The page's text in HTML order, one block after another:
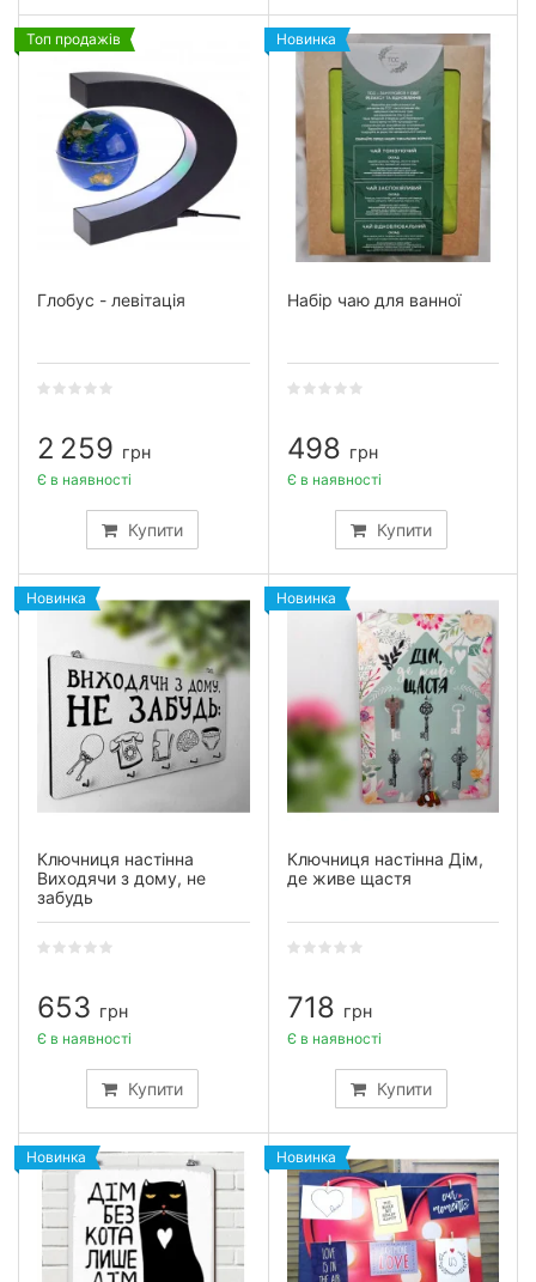
Топ продажів
Глобус - левітація
2 259 грн
Купити
Є в наявності
Новинка
Набір чаю для ванної
498 грн
Купити
Є в наявності
Новинка
Ключниця настінна
Виходячи з дому, не
забудь
653 грн
Купити
Є в наявності
Новинка
Ключниця настінна Дім,
де живе щастя
718 грн
Купити
Є в наявності
Новинка Новинка